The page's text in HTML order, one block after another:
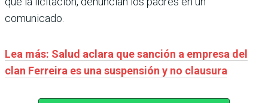
comunicado.
Lea más: Salud aclara que sanción a empresa del
clan Ferreira es una suspensión y no clausura